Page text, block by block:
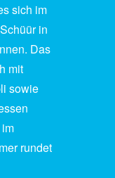
sich im
in
Das
mit
sowie
rundet